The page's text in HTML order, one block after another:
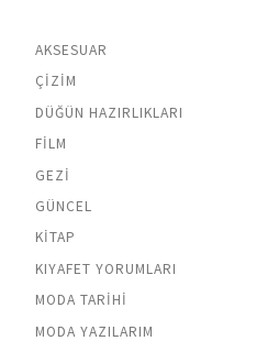
AKSESUAR
ÇIZIM
DÜĞÜN HAZIRLIKLARI
FILM
GEZI
GÜNCEL
KITAP
KIYAFET YORUMLARI
MODA TARIHI
MODA YAZILARIM